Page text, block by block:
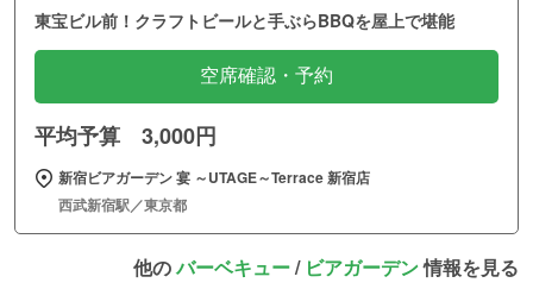
東宝ビル前！クラフトビールと手ぶらBBQを屋上で堪能
空席確認・予約
平均予算 3,000円
新宿ビアガーデン 宴 ～UTAGE～Terrace 新宿店
西武新宿駅／東京都
他のバーベキュー/ ビアガーデン情報を見る